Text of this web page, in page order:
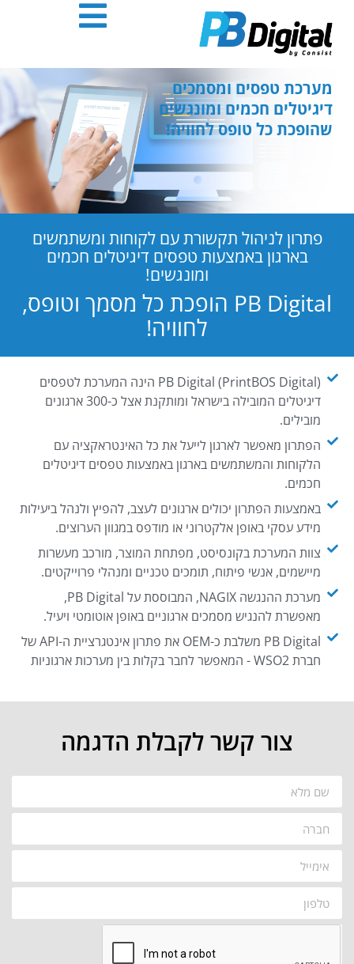
אנטר
מערכת טפסים ומסמכים
דיגיטלים חכמים ומונגשים
שהופכת כל טופס לחוויה!
פתרון לניהול תקשורת עם לקוחות ומשתמשים
בארגון באמצעות טפסים דיגיטלים חכמים
ומונגשים!
PB Digital הופכת כל מסמך וטופס,
לחוויה!
PB Digital (PrintBOS Digital) הינה המערכת לטפסים
דיגיטלים המובילה בישראל ומותקנת אצל כ-300 ארגונים
מובילים.
הפתרון מאפשר לארגון לייעל את כל האינטראקציה עם
הלקוחות והמשתמשים בארגון באמצעות טפסים דיגיטלים
חכמים.
באמצעות הפתרון יכולים ארגונים לעצב, להפיץ ולנהל ביעילות
מידע עסקי באופן אלקטרוני או מודפס במגוון הערוצים.
צוות המערכת בקונסיסט, מפתחת המוצר, מורכב מעשרות
מיישמים, אנשי פיתוח, תומכים טכניים ומנהלי פרוייקטים.
מערכת ההנגשה NAGIX, המבוססת על PB Digital,
מאפשרת להנגיש מסמכים ארגוניים באופן אוטומטי ויעיל.
PB Digital משלבת כ-OEM את פתרון אינטגרציית ה-API של
חברת WSO2 - המאפשר לחבר בקלות בין מערכות ארגוניות
צור קשר לקבלת הדגמה